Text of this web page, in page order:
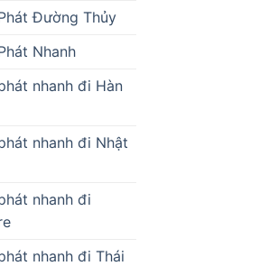
Đường Thủy
Nhanh
nhanh đi Hàn
nhanh đi Nhật
nhanh đi
nhanh đi Thái